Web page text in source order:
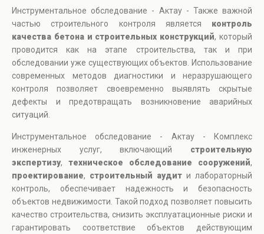
Инструментальное обследование - Актау - Также важной
частью строительного контроля является контроль
качества бетона и строительных конструкций, который
проводится как на этапе строительства, так и при
обследовании уже существующих объектов. Использование
современных методов диагностики и неразрушающего
контроля позволяет своевременно выявлять скрытые
дефекты и предотвращать возникновение аварийных
ситуаций.
Инструментальное обследование - Актау - Комплекс
инженерных услуг, включающий строительную
экспертизу, техническое обследование сооружений,
проектирование, строительный аудит и лабораторный
контроль, обеспечивает надежность и безопасность
объектов недвижимости. Такой подход позволяет повысить
качество строительства, снизить эксплуатационные риски и
гарантировать соответствие объектов действующим